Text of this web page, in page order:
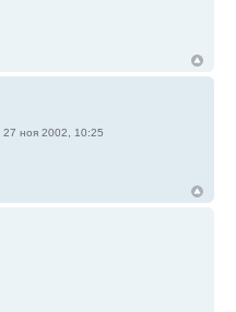
27 ноя 2002, 10:25